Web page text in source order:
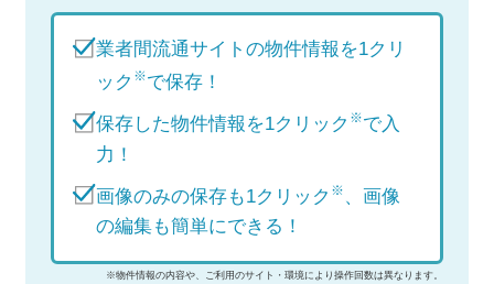
業者間流通サイトの物件情報を1クリ
ック ※で保存！
保存した物件情報を1クリック ※で入
力！
画像のみの保存も1クリック ※ 、画像
の編集も簡単にできる！
※物件情報の内容や、ご利用のサイト・環境により操作回数は異なります。